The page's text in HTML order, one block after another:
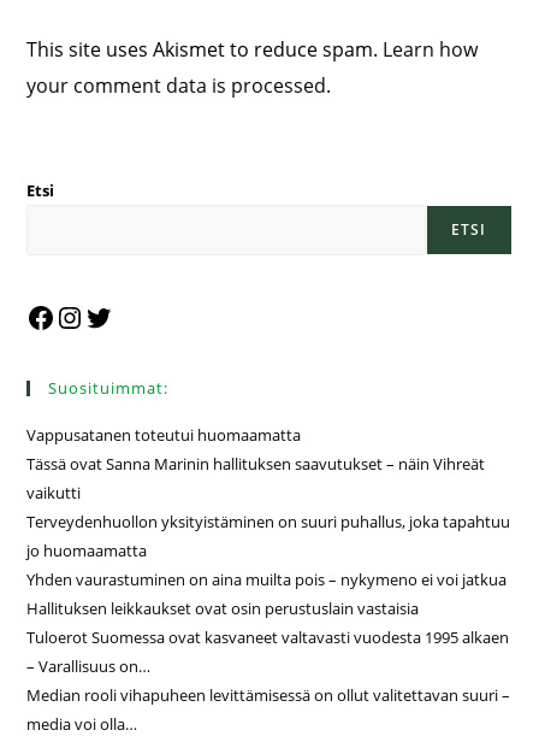
This site uses Akismet to reduce spam. Learn how
your comment data is processed.
Etsi
ETSI
Suosituimmat:
Vappusatanen toteutui huomaamatta
Tässä ovat Sanna Marinin hallituksen saavutukset – näin Vihreät
vaikutti
Terveydenhuollon yksityistäminen on suuri puhallus, joka tapahtuu
jo huomaamatta
Yhden vaurastuminen on aina muilta pois – nykymeno ei voi jatkua
Hallituksen leikkaukset ovat osin perustuslain vastaisia
Tuloerot Suomessa ovat kasvaneet valtavasti vuodesta 1995 alkaen
– Varallisuus on…
Median rooli vihapuheen levittämisessä on ollut valitettavan suuri –
media voi olla…